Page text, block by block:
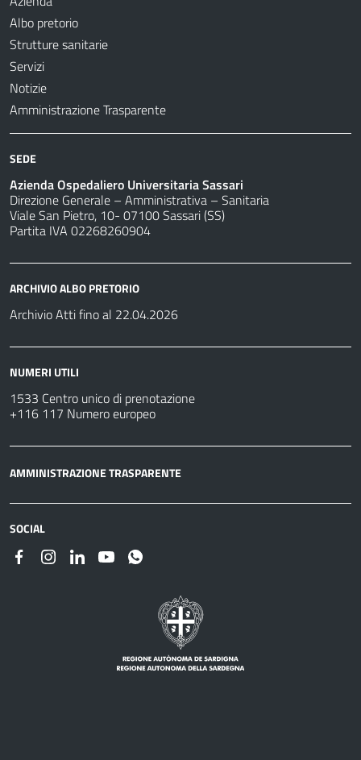
Albo pretorio
Strutture sanitarie
Servizi
Notizie
Amministrazione Trasparente
SEDE
Azienda Ospedaliero Universitaria Sassari
Direzione Generale – Amministrativa – Sanitaria
Viale San Pietro, 10- 07100 Sassari (SS)
Partita IVA 02268260904
ARCHIVIO ALBO PRETORIO
Archivio Atti fino al 22.04.2026
NUMERI UTILI
1533 Centro unico di prenotazione
+116 117 Numero europeo
AMMINISTRAZIONE TRASPARENTE
SOCIAL